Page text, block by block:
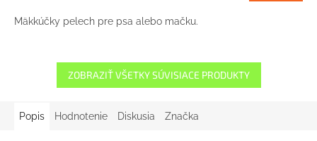
Mäkkúčky pelech pre psa alebo mačku.
ZOBRAZIŤ VŠETKY SÚVISIACE PRODUKTY
Popis Hodnotenie Diskusia Značka